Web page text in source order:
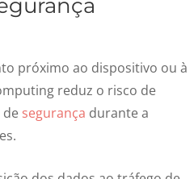
próximo ao dispositivo ou à
reduz o risco de
de segurança durante a